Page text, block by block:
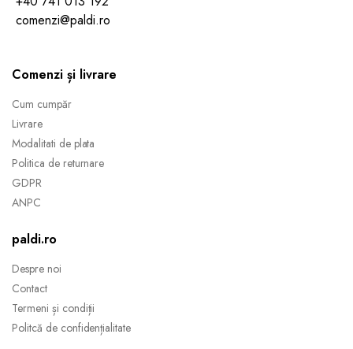
comenzi@paldi.ro
Comenzi și livrare
Cum cumpăr
Livrare
Modalitati de plata
Politica de returnare
GDPR
ANPC
paldi.ro
Despre noi
Contact
Termeni și condiții
Politcă de confidențialitate